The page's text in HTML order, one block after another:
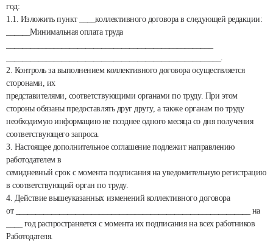
год:
1.1. Изложить пункт ____коллективного договора в следующей редакции:
______Минимальная оплата труда
______________________________________________________.
2. Контроль за выполнением коллективного договора осуществляется
сторонами, их
представителями, соответствующими органами по труду. При этом
стороны обязаны предоставлять друг другу, а также органам по труду
необходимую информацию не позднее одного месяца со дня получения
соответствующего запроса.
3. Настоящее дополнительное соглашение подлежит направлению
работодателем в
семидневный срок с момента подписания на уведомительную регистрацию
в соответствующий орган по труду.
4. Действие вышеуказанных изменений коллективного договора
от ___________________________________________________________ на
____ год распространяется с момента их подписания на всех работников
Работодателя.